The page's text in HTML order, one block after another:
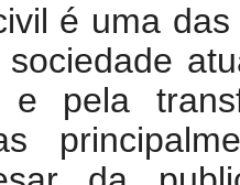
é uma
e pela